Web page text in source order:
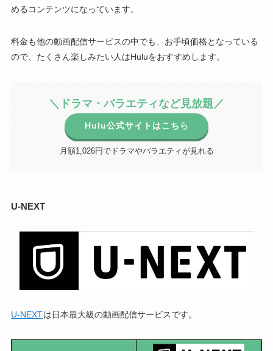
めるコンテンツになっています。
料金も他の動画配信サービスの中でも、お手頃価格となっている
ので、たくさん楽しみたい人はHuluをおすすめします。
＼ドラマ・バラエティなど見放題／
Hulu公式サイトはこちら
月額1,026円でドラマやバラエティが見れる
U-NEXT
U-NEXTは日本最大級の動画配信サービスです。